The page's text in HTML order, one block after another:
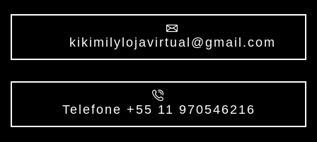
kikimilylojavirtual@gmail.com
Telefone +55 11 970546216